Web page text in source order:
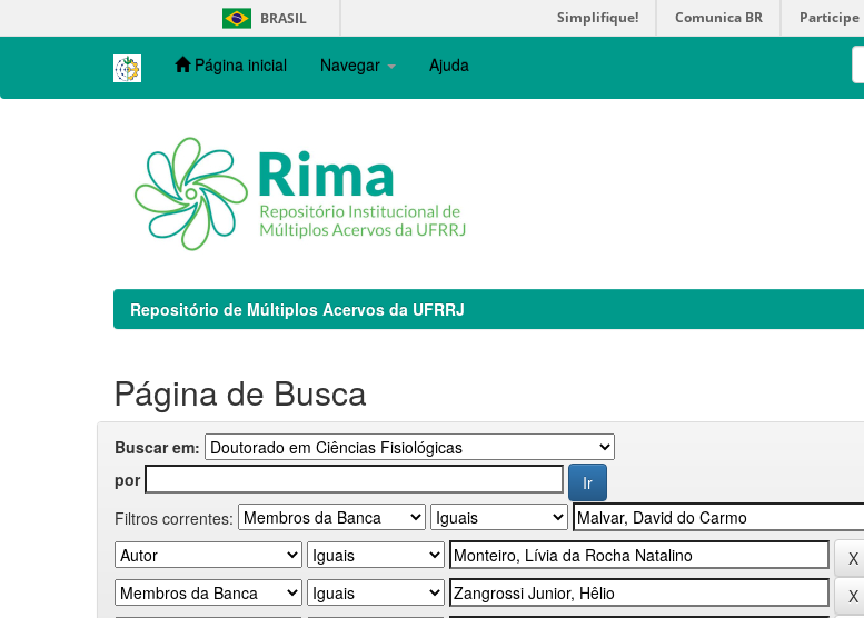
navigation
BRASIL Simplifique! Comunica BR Participe
Página inicial Navegar Ajuda
Repositório de Múltiplos Acervos da UFRRJ
Página de Busca
Buscar em:
por
Filtros correntes: